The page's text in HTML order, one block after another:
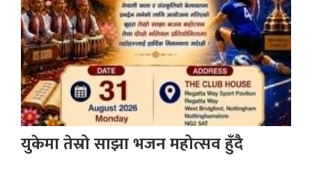
युकेमा तेस्रो साझा भजन महोत्सव हुँदै